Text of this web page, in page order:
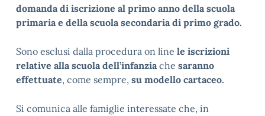
domanda di iscrizione al primo anno della scuola
primaria e della scuola secondaria di primo grado.
Sono esclusi dalla procedura on line le iscrizioni
relative alla scuola dell’infanziache saranno
effettuate, come sempre, su modello cartaceo.
Si comunica alle famiglie interessate che, in